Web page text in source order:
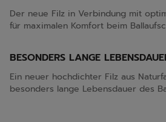
Der neue Filz in Verbindung mit
für maximalen Komfort beim
BESONDERS LANGE
Ein neuer hochdichter Filz aus
besonders lange Lebensdauer des